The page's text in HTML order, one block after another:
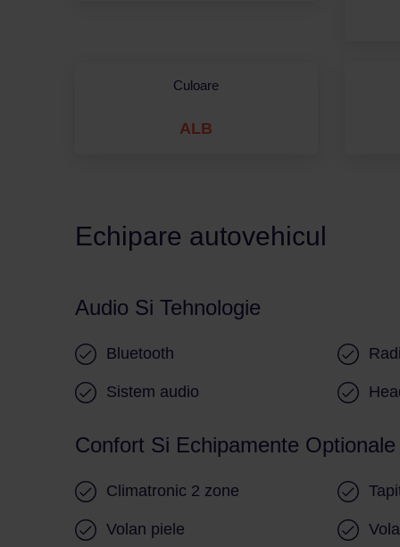
Culoare
ALB
Echipare autovehicul
Audio Si Tehnologie
Bluetooth
Sistem audio
Confort Si Echipamente Optionale
Climatronic 2 zone
Volan piele